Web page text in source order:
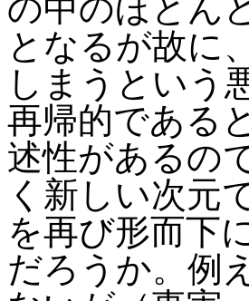
の中のほとん
となるが故に
しまうという
再帰的である
述性があるの
く新しい次元
を再び形而下
だろうか。例